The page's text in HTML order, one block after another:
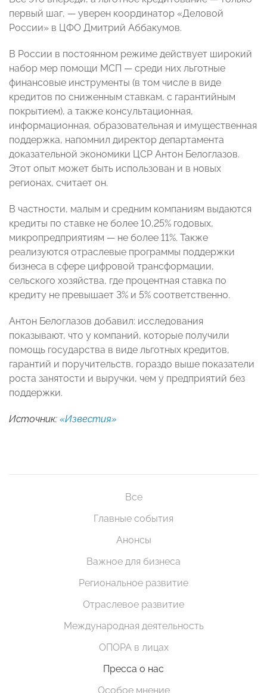
первый шаг, — уверен координатор «Деловой
России» в ЦФО Дмитрий Аббакумов.
В России в постоянном режиме действует широкий
набор мер помощи МСП — среди них льготные
финансовые инструменты (в том числе в виде
кредитов по сниженным ставкам, с гарантийным
покрытием), а также консультационная,
информационная, образовательная и имущественная
поддержка, напомнил директор департамента
доказательной экономики ЦСР Антон Белоглазов.
Этот опыт может быть использован и в новых
регионах, считает он.
В частности, малым и средним компаниям выдаются
кредиты по ставке не более 10,25% годовых,
микропредприятиям — не более 11%. Также
реализуются отраслевые программы поддержки
бизнеса в сфере цифровой трансформации,
сельского хозяйства, где процентная ставка по
кредиту не превышает 3% и 5% соответственно.
Антон Белоглазов добавил: исследования
показывают, что у компаний, которые получили
помощь государства в виде льготных кредитов,
гарантий и поручительств, гораздо выше показатели
роста занятости и выручки, чем у предприятий без
поддержки.
Источник: «Известия»
Все
Главные события
Анонсы
Важное для бизнеса
Региональное развитие
Отраслевое развитие
Международная деятельность
ОПОРА в лицах
Пресса о нас
Особое мнение